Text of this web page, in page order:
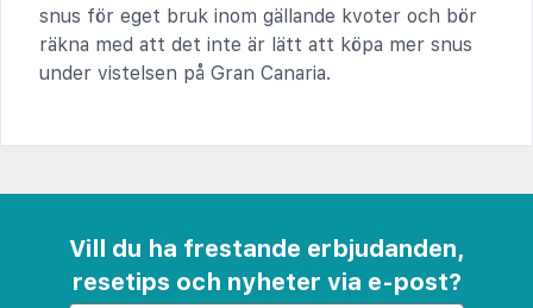
snus för eget bruk inom gällande kvoter och bör
räkna med att det inte är lätt att köpa mer snus
under vistelsen på Gran Canaria.
Vill du ha frestande erbjudanden,
resetips och nyheter via e-post?